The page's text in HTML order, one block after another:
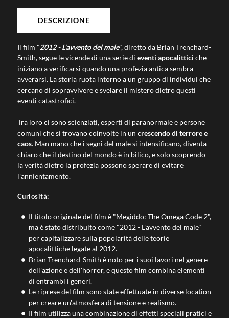
DESCRIZIONE
Il film "2012 - L'avvento del male", diretto da Brian Trenchard-
Smith, segue le vicende di una serie di eventi apocalittici che
iniziano a verificarsi quando una profezia antica sembra
avverarsi. La storia ruota intorno a un gruppo di individui che
cercano di sopravvivere e svelare il mistero dietro questi
eventi catastrofici.
Tra loro ci sono scienziati, esperti di paranormale e persone
comuni che si trovano coinvolte in un crescendo di terrore e
caos. Man mano che i segni del male si intensificano, diventa
chiaro che il destino del mondo è in bilico, e solo scoprendo
la verità dietro la profezia possono sperare di evitare
l'annientamento.
Curiosità:
Il titolo originale del film è "Megiddo: The Omega Code 2",
ma è stato distribuito come "2012 - L'avvento del male"
per capitalizzare sulla popolarità delle teorie
apocalittiche legate al 2012.
Brian Trenchard-Smith è noto per i suoi lavori nel genere
dell'azione e dell'horror, e questo film combina elementi
di entrambi i generi.
Le riprese del film sono state effettuate in diverse location
per creare un'atmosfera di tensione e realismo.
Il film utilizza una combinazione di effetti speciali pratici e